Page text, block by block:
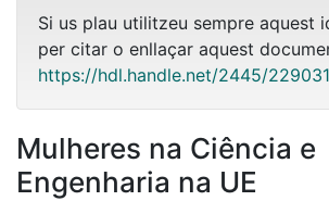
Si us plau utilitzeu sempre aquest
per citar o enllaçar aquest
https://hdl.handle.net/2445/229031
Mulheres na Ciência e
Engenharia na UE